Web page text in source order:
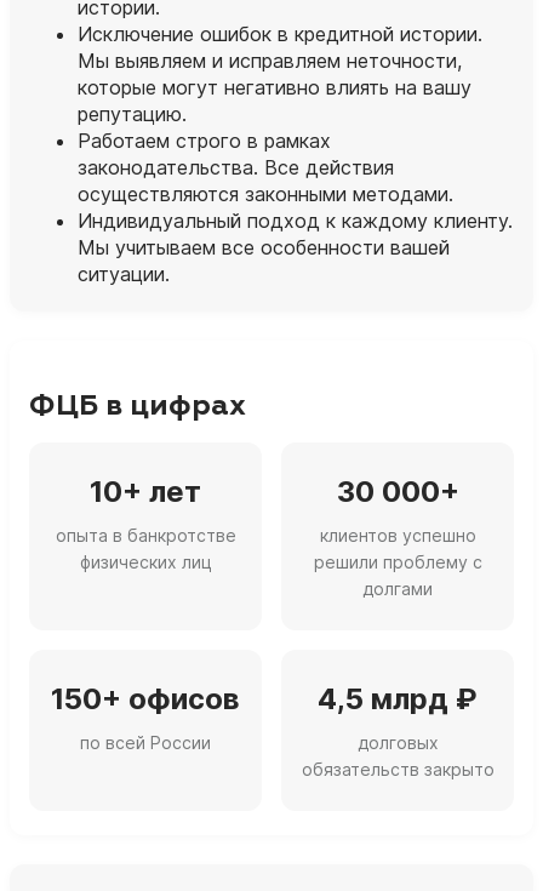
истории.
Исключение ошибок в кредитной истории.
Мы выявляем и исправляем неточности,
которые могут негативно влиять на вашу
репутацию.
Работаем строго в рамках
законодательства. Все действия
осуществляются законными методами.
Индивидуальный подход к каждому клиенту.
Мы учитываем все особенности вашей
ситуации.
ФЦБ в цифрах
10+ лет
опыта в банкротстве
физических лиц
30 000+
клиентов успешно
решили проблему с
долгами
150+ офисов
по всей России
4,5 млрд ₽
долговых
обязательств закрыто